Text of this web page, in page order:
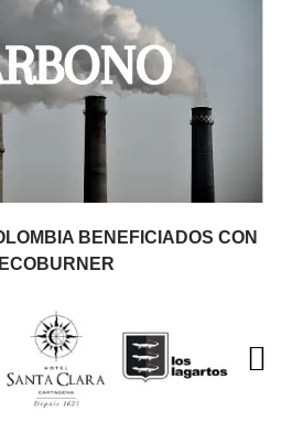
BENEFICIADOS CON
ECOBURNER